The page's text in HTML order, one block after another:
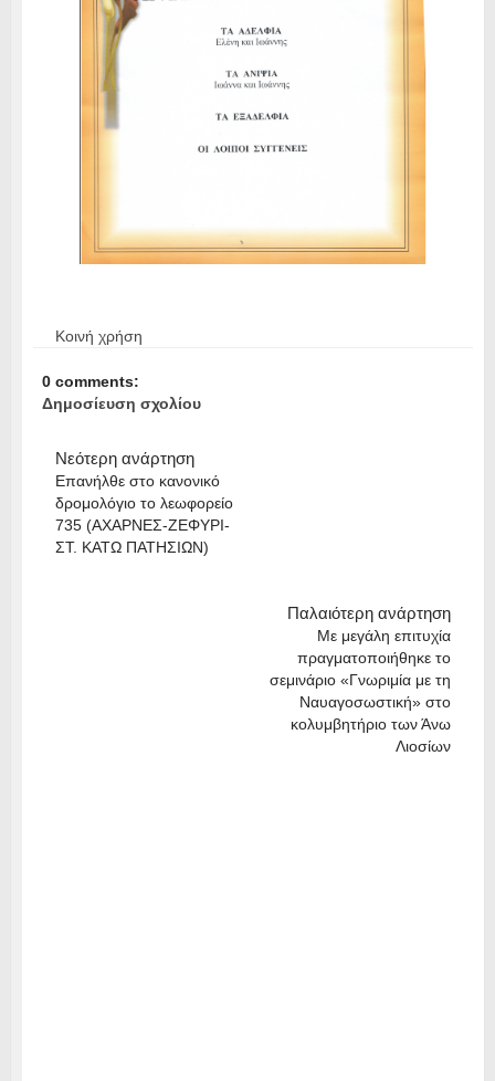
Κοινή χρήση
0 comments:
Δημοσίευση σχολίου
Νεότερη ανάρτηση
Επανήλθε στο κανονικό
δρομολόγιο το λεωφορείο
735 (ΑΧΑΡΝΕΣ-ΖΕΦΥΡΙ-
ΣΤ. ΚΑΤΩ ΠΑΤΗΣΙΩΝ)
Παλαιότερη ανάρτηση
Με μεγάλη επιτυχία
πραγματοποιήθηκε το
σεμινάριο «Γνωριμία με τη
Ναυαγοσωστική» στο
κολυμβητήριο των Άνω
Λιοσίων